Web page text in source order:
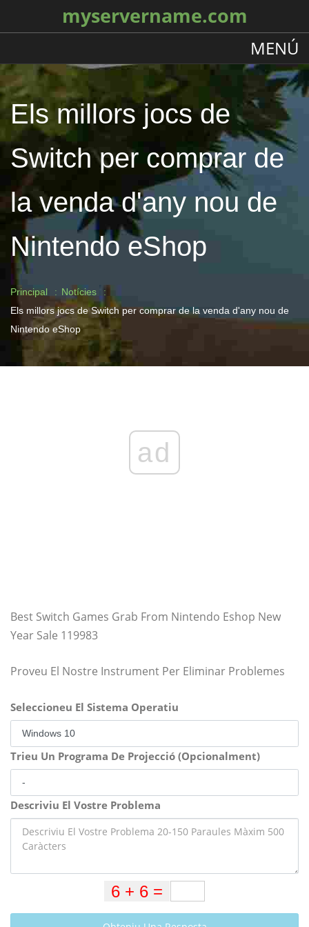
myservername.com
MENÚ
Els millors jocs de
Switch per comprar de
la venda d'any nou de
Nintendo eShop
Principal
Notícies
Els millors jocs de Switch per comprar de la venda d'any nou de
Nintendo eShop
ad
Best Switch Games Grab From Nintendo Eshop New
Year Sale 119983
Proveu El Nostre Instrument Per Eliminar Problemes
Seleccioneu El Sistema Operatiu
Trieu Un Programa De Projecció (Opcionalment)
Descriviu El Vostre Problema